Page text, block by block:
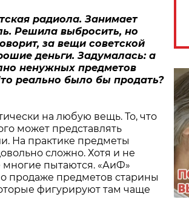
радиола. Занимает
Решила выбросить, но
за вещи советской
деньги. Задумалась: а
ненужных предметов
реально было бы продать?
на любую вещь. То, что
может представлять
На практике предметы
сложно. Хотя и не
пытаются. «АиФ»
продаже предметов старины
фигурируют там чаще